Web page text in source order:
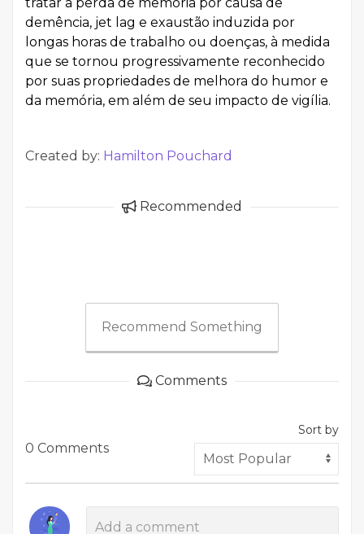
demência, jet lag e exaustão induzida por
longas horas de trabalho ou doenças, à medida
que se tornou progressivamente reconhecido
por suas propriedades de melhora do humor e
da memória, em além de seu impacto de vigília.
Created by: Hamilton Pouchard
Recommended
Recommend Something
Comments
0 Comments
Sort by